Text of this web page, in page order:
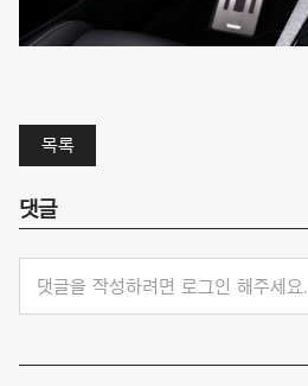
목록
댓글
댓글을 작성하려면 로그인 해주세요.